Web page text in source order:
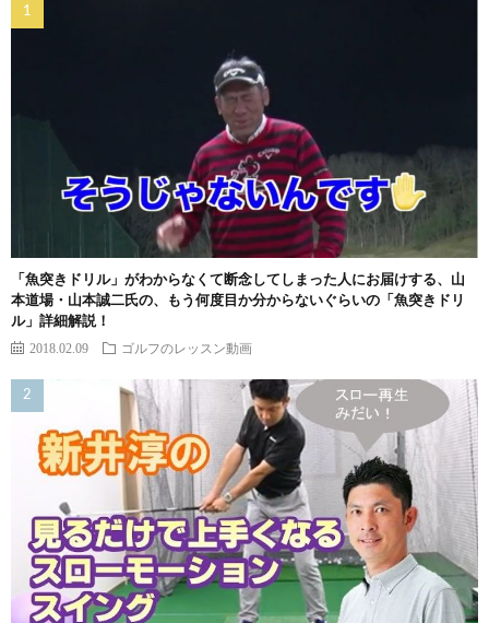
「魚突きドリル」がわからなくて断念してしまった人にお届けする、山
本道場・山本誠二氏の、もう何度目か分からないぐらいの「魚突きドリ
ル」詳細解説！
2018.02.09 ゴルフのレッスン動画